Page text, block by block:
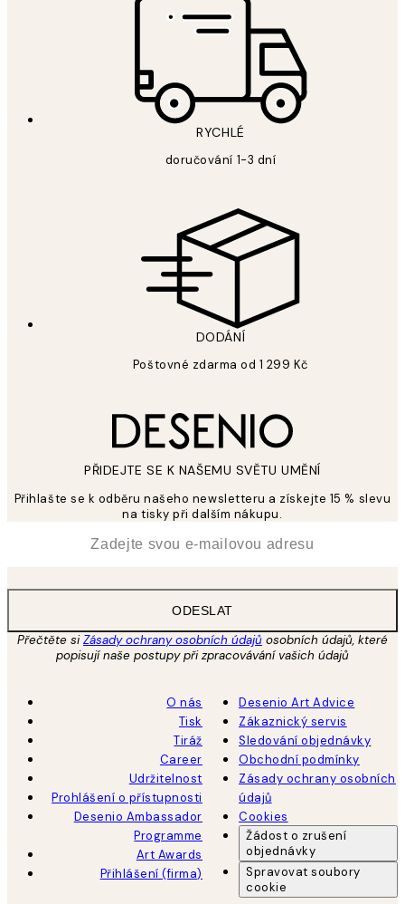
RYCHLÉ
doručování 1-3 dní
DODÁNÍ
Poštovné zdarma od 1 299 Kč
PŘIDEJTE SE K NAŠEMU SVĚTU UMĚNÍ
Přihlašte se k odběru našeho newsletteru a získejte 15 % slevu
na tisky při dalším nákupu.
ODESLAT
Přečtěte siZásady ochrany osobních údajů osobních údajů, které
popisují naše postupy při zpracovávání vašich údajů
O nás
Tisk
Tiráž
Career
Udržitelnost
Prohlášení o přístupnosti
Desenio Ambassador
Programme
Art Awards
Přihlášení (firma)
Desenio Art Advice
Zákaznický servis
Sledování objednávky
Obchodní podmínky
Zásady ochrany osobních
údajů
Cookies
Žádost o zrušení
objednávky
Spravovat soubory
cookie